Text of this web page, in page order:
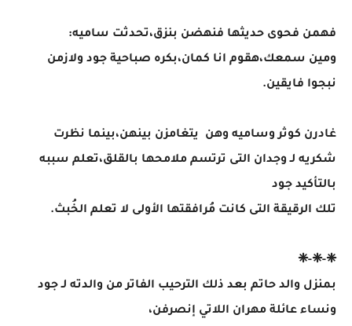
فهمن فحوى حديثها فنهضن بنزق،تحدثت ساميه:
ومين سمعك،هقوم انا كمان،بكره صباحية جود ولازمن
نبجوا فايقين.
غادرن كوثر وساميه وهن يتغامزن بينهن،بينما نظرت
شكريه لـ وجدان التى ترتسم ملامحها بالقلق،تعلم سببه
بالتأكيد جود
تلك الرقيقة التى كانت مُرافقتها الأولى لا تعلم الخُبث.
❈-❈-❈
بمنزل والد حاتم بعد ذلك الترحيب الفاتر من والدته لـ جود
ونساء عائلة مهران اللاتي إنصرفن،